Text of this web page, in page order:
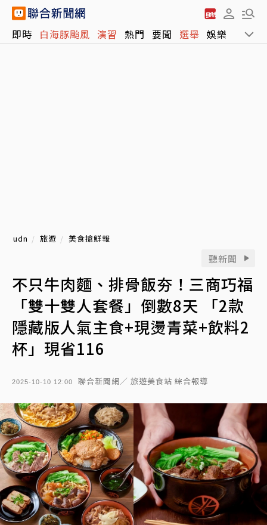
即時 白海豚颱風 演習 熱門 要聞 選舉 娛樂 運動
udn 旅遊 美食搶鮮報
聽新聞
不只牛肉麵、排骨飯夯！三商巧福
「雙十雙人套餐」倒數8天 「2款
隱藏版人氣主食+現燙青菜+飲料2
杯」現省116
2025-10-10 12:00 聯合新聞網／ 旅遊美食站 綜合報導